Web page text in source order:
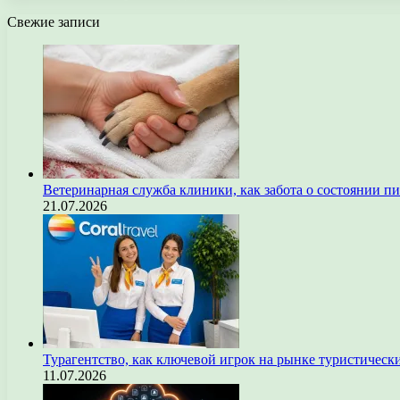
Свежие записи
Ветеринарная служба клиники, как забота о состоянии
21.07.2026
Турагентство, как ключевой игрок на рынке
11.07.2026